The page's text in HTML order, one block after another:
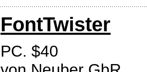
FontTwister
PC. $40